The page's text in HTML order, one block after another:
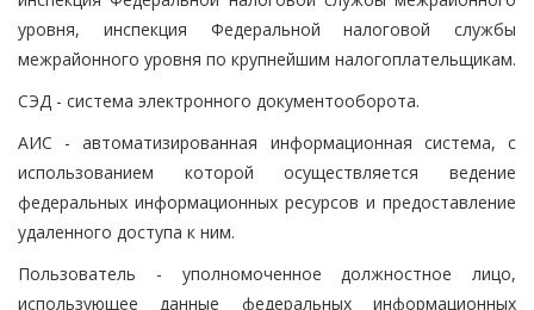
уровня, инспекция Федеральной налоговой службы
межрайонного уровня по крупнейшим налогоплательщикам.
СЭД - система электронного документооборота.
АИС - автоматизированная информационная система, с
использованием которой осуществляется ведение
федеральных информационных ресурсов и предоставление
удаленного доступа к ним.
Пользователь - уполномоченное должностное лицо,
использующее данные федеральных информационных